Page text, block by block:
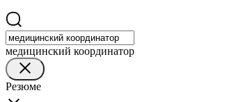
медицинский координатор
Резюме